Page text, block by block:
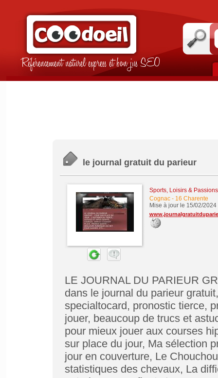
Référencement naturel express et bon jus SEO
le journal gratuit du parieur
Sports, Loisirs & Passions
Cognac- 16 Charente
Mise à jour le 15/02/2024
LE JOURNAL DU PARIEUR
dans le journal du parieur
specialtocard, pronostic tierce,
jouer, beaucoup de trucs et
pour mieux jouer aux courses
sur place du jour, Ma sélection
jour en couverture, Le
statistiques des chevaux, La